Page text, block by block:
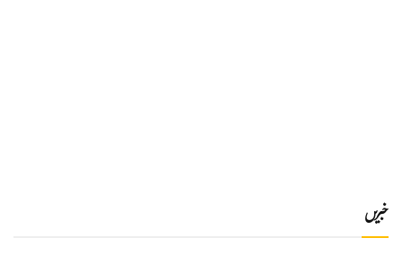
خبریں